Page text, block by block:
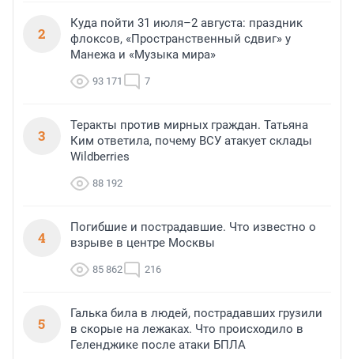
2
Куда пойти 31 июля–2 августа: праздник
флоксов, «Пространственный сдвиг» у
Манежа и «Музыка мира»
93 171 7
3
Теракты против мирных граждан. Татьяна
Ким ответила, почему ВСУ атакует склады
Wildberries
88 192
4
Погибшие и пострадавшие. Что известно о
взрыве в центре Москвы
85 862 216
5
Галька била в людей, пострадавших грузили
в скорые на лежаках. Что происходило в
Геленджике после атаки БПЛА